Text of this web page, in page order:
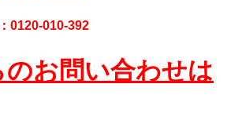
0120-010-392
お問い合わせは